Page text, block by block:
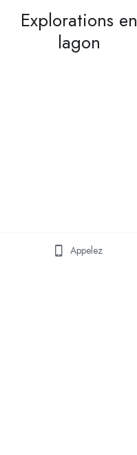
Explorations en
lagon
Appelez